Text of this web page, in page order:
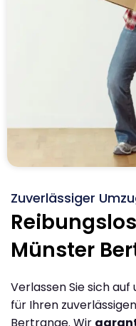
Zuverlässiger
Münster
Verlassen Sie sich
für Ihren
Bertrange. Wir